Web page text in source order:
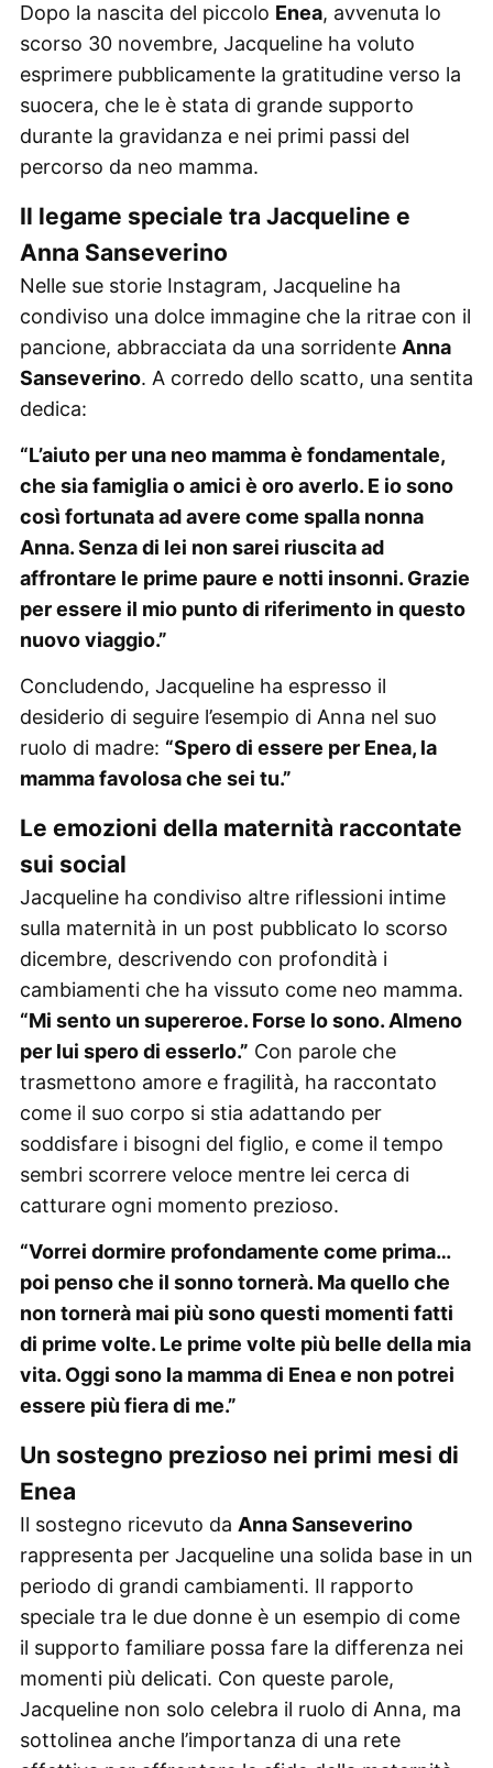
Dopo la nascita del piccolo Enea, avvenuta lo
scorso 30 novembre, Jacqueline ha voluto
esprimere pubblicamente la gratitudine verso la
suocera, che le è stata di grande supporto
durante la gravidanza e nei primi passi del
percorso da neo mamma.
Il legame speciale tra Jacqueline e
Anna Sanseverino
Nelle sue storie Instagram, Jacqueline ha
condiviso una dolce immagine che la ritrae con il
pancione, abbracciata da una sorridente Anna
Sanseverino. A corredo dello scatto, una sentita
dedica:
“L’aiuto per una neo mamma è fondamentale,
che sia famiglia o amici è oro averlo. E io sono
così fortunata ad avere come spalla nonna
Anna. Senza di lei non sarei riuscita ad
affrontare le prime paure e notti insonni. Grazie
per essere il mio punto di riferimento in questo
nuovo viaggio.”
Concludendo, Jacqueline ha espresso il
desiderio di seguire l’esempio di Anna nel suo
ruolo di madre: “Spero di essere per Enea, la
mamma favolosa che sei tu.”
Le emozioni della maternità raccontate
sui social
Jacqueline ha condiviso altre riflessioni intime
sulla maternità in un post pubblicato lo scorso
dicembre, descrivendo con profondità i
cambiamenti che ha vissuto come neo mamma.
“Mi sento un supereroe. Forse lo sono. Almeno
per lui spero di esserlo.” Con parole che
trasmettono amore e fragilità, ha raccontato
come il suo corpo si stia adattando per
soddisfare i bisogni del figlio, e come il tempo
sembri scorrere veloce mentre lei cerca di
catturare ogni momento prezioso.
“Vorrei dormire profondamente come prima…
poi penso che il sonno tornerà. Ma quello che
non tornerà mai più sono questi momenti fatti
di prime volte. Le prime volte più belle della mia
vita. Oggi sono la mamma di Enea e non potrei
essere più fiera di me.”
Un sostegno prezioso nei primi mesi di
Enea
Il sostegno ricevuto da Anna Sanseverino
rappresenta per Jacqueline una solida base in un
periodo di grandi cambiamenti. Il rapporto
speciale tra le due donne è un esempio di come
il supporto familiare possa fare la differenza nei
momenti più delicati. Con queste parole,
Jacqueline non solo celebra il ruolo di Anna, ma
sottolinea anche l’importanza di una rete